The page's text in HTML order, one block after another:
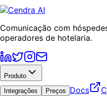
Comunicação com
operadores de hotelaria.
Produto
Integrações
Preços Docs